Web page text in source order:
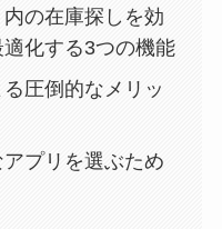
の在庫探しを効
化する3つの機能
圧倒的なメリッ
プリを選ぶため